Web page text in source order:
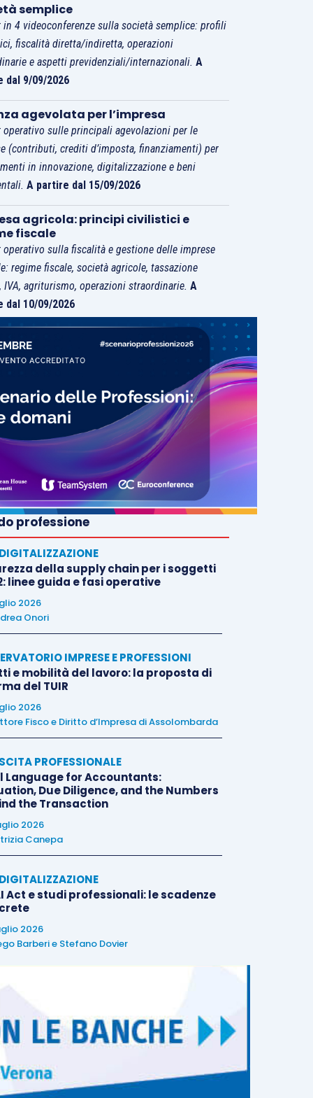
semplice
in 4 videoconferenze sulla società semplice: profili
fiscalità diretta/indiretta, operazioni
e aspetti previdenziali/internazionali.A
dal 9/09/2026
agevolata per l’impresa
operativo sulle principali agevolazioni per le
(contributi, crediti d’imposta, finanziamenti) per
in innovazione, digitalizzazione e beni
A partire dal 15/09/2026
agricola: principi civilistici e
fiscale
operativo sulla fiscalità e gestione delle imprese
regime fiscale, società agricole, tassazione
IVA, agriturismo, operazioni straordinarie.A
dal 10/09/2026
professione
della supply chain per i soggetti
linee guida e fasi operative
2026
Onori
IMPRESE E PROFESSIONI
e mobilità del lavoro: la proposta di
del TUIR
2026
Fisco e Diritto d’Impresa di Assolombarda
PROFESSIONALE
Language for Accountants:
Due Diligence, and the Numbers
the Transaction
2026
Canepa
Act e studi professionali: le scadenze
2026
Barberie Stefano Dovier